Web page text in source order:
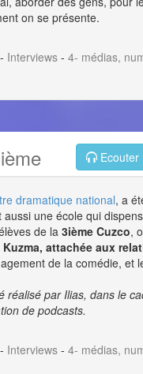
on se présente.
- Interviews -4- médias,
Ecouter
dramatique national, a
aussi une école qui
de la3ième Cuzco,
Kuzma,attachée aux
de la comédie, et
réalisé par Ilias, dans le
de podcasts.
- Interviews -4- médias,